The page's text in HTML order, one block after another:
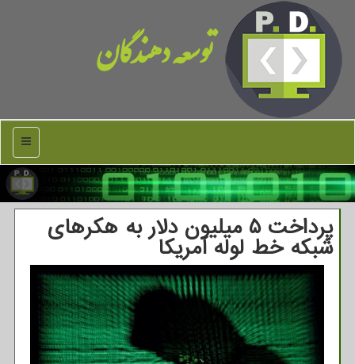
توسعه دهندگان
منو
پرداخت ۵ میلیون دلار به هكرهای
شبكه خط لوله آمریكا